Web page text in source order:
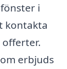
i
kontakta
erbjuds